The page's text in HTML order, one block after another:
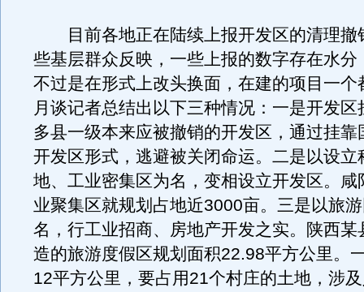
目前各地正在陆续上报开发区的清理撤
些基层群众反映，一些上报的数字存在水分
不过是在形式上改头换面，在建的项目一个
月谈记者总结出以下三种情况：一是开发区
多县一级本来应被撤销的开发区，通过挂靠
开发区形式，逃避被关闭命运。二是以设立
地、工业密集区为名，变相设立开发区。咸
业聚集区就规划占地近3000亩。三是以旅
名，行工业招商、房地产开发之实。陕西某
造的旅游度假区规划面积22.98平方公里。
12平方公里，要占用21个村庄的土地，涉